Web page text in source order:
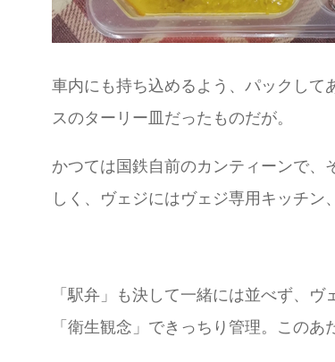
車内にも持ち込めるよう、パックして
スのターリー皿だったものだが。
かつては国鉄自前のカンティーンで、
しく、ヴェジにはヴェジ専用キッチン
「駅弁」も決して一緒には並べず、
「衛生観念」できっちり管理。このあ